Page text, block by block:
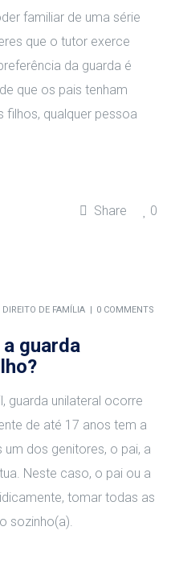
familiar de uma série
que o tutor exerce
da guarda é
que os pais tenham
filhos, qualquer pessoa
Share 0
DIREITO DE FAMÍLIA 0 COMMENTS
guarda
guarda unilateral ocorre
de até 17 anos tem a
um dos genitores, o pai, a
Neste caso, o pai ou a
tomar todas as
sozinho(a).